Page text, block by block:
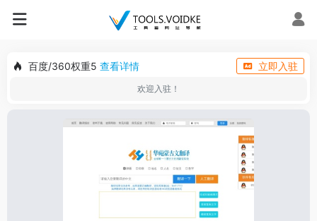
百度/360权重5 查看详情 立即入驻
欢迎入驻！